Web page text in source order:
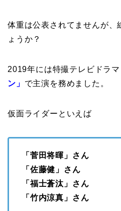
体重は公表されてませんが、
ょうか？
2019年には特撮テレビドラマ
ン」 で主演を務めました。
仮面ライダーといえば
「菅田将暉」さん
「佐藤健」さん
「福士蒼汰」さん
「竹内涼真」さん